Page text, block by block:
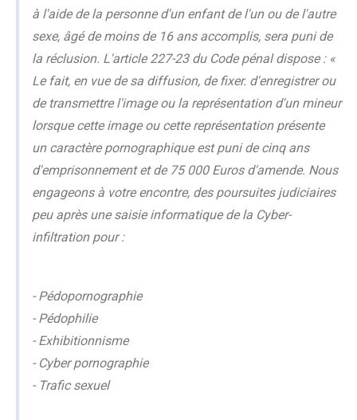
à l'aide de la personne d'un enfant de l'un ou de l'autre
sexe, âgé de moins de 16 ans accomplis, sera puni de
la réclusion. L'article 227-23 du Code pénal dispose : «
Le fait, en vue de sa diffusion, de fixer. d'enregistrer ou
de transmettre l'image ou la représentation d'un mineur
lorsque cette image ou cette représentation présente
un caractère pornographique est puni de cinq ans
d'emprisonnement et de 75 000 Euros d'amende. Nous
engageons à votre encontre, des poursuites judiciaires
peu après une saisie informatique de la Cyber-
infiltration pour :
- Pédopornographie
- Pédophilie
- Exhibitionnisme
- Cyber pornographie
- Trafic sexuel